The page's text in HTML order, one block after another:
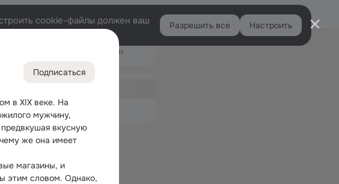
Подписаться
в XIX веке. На
мужчину,
вкусную
же она имеет
магазины, и
этим словом. Однако,
Войти
cookie-файлы должен ваш
Разрешить все Настроить
Подарки
Дополнительная
Обсуждаемые